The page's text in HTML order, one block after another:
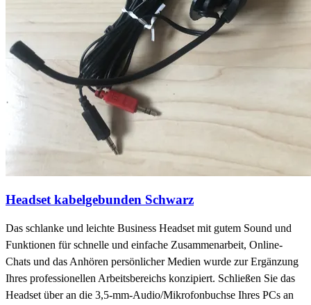
Headset kabelgebunden Schwarz
Das schlanke und leichte Business Headset mit gutem Sound und
Funktionen für schnelle und einfache Zusammenarbeit, Online-
Chats und das Anhören persönlicher Medien wurde zur Ergänzung
Ihres professionellen Arbeitsbereichs konzipiert. Schließen Sie das
Headset über an die 3,5-mm-Audio/Mikrofonbuchse Ihres PCs an